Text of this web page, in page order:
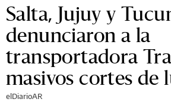
Salta, Jujuy y
denunciaron a la
transportadora
masivos cortes de
elDiarioAR